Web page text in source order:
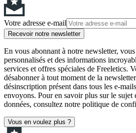
Votre adresse e-mail
Recevoir notre newsletter
En vous abonnant à notre newsletter,
personnalisés et des informations
services et offres spéciales de Freeletics.
désabonner à tout moment de la
désinscription présent dans tous les e-
envoyons. Pour en savoir plus sur le sujet
données, consultez notre politique de
Vous en voulez plus ?